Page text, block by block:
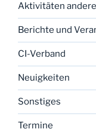
Aktivitäten
Berichte und
CI-Verband
Neuigkeiten
Sonstiges
Termine